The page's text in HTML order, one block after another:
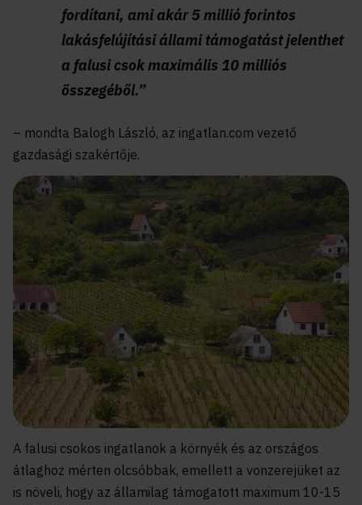
fordítani, ami akár 5 millió forintos
lakásfelújítási állami támogatást jelenthet
a falusi csok maximális 10 milliós
összegéből.”
– mondta Balogh László, az ingatlan.com vezető
gazdasági szakértője.
A falusi csokos ingatlanok a környék és az országos
átlaghoz mérten olcsóbbak, emellett a vonzerejüket az
is növeli, hogy az államilag támogatott maximum 10-15